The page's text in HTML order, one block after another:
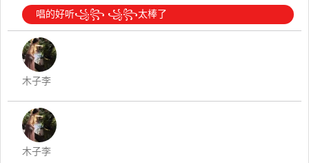
唱的好听꧁꧂ ꧁꧂太棒了
木子李
木子李